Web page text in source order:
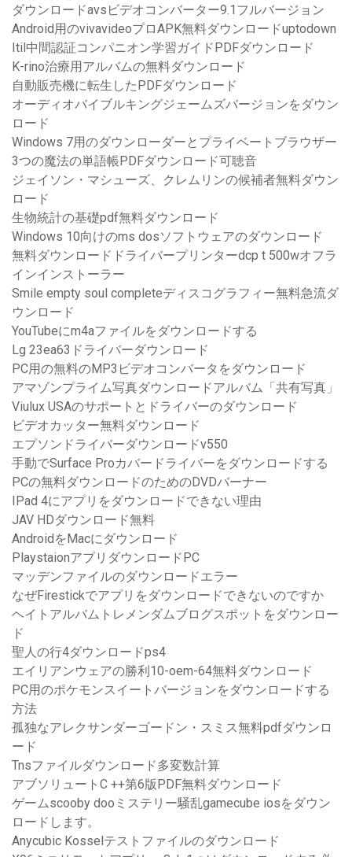
ダウンロードavsビデオコンバーター9.1フルバージョン
Android用のvivavideoプロAPK無料ダウンロードuptodown
Itil中間認証コンパニオン学習ガイドPDFダウンロード
K-rino治療用アルバムの無料ダウンロード
自動販売機に転生したPDFダウンロード
オーディオバイブルキングジェームズバージョンをダウン
ロード
Windows 7用のダウンローダーとプライベートブラウザー
3つの魔法の単語帳PDFダウンロード可聴音
ジェイソン・マシューズ、クレムリンの候補者無料ダウン
ロード
生物統計の基礎pdf無料ダウンロード
Windows 10向けのms dosソフトウェアのダウンロード
無料ダウンロードドライバープリンターdcp t 500wオフラ
インインストーラー
Smile empty soul completeディスコグラフィー無料急流ダ
ウンロード
YouTubeにm4aファイルをダウンロードする
Lg 23ea63ドライバーダウンロード
PC用の無料のMP3ビデオコンバータをダウンロード
アマゾンプライム写真ダウンロードアルバム「共有写真」
Viulux USAのサポートとドライバーのダウンロード
ビデオカッター無料ダウンロード
エプソンドライバーダウンロードv550
手動でSurface Proカバードライバーをダウンロードする
PCの無料ダウンロードのためのDVDバーナー
IPad 4にアプリをダウンロードできない理由
JAV HDダウンロード無料
AndroidをMacにダウンロード
PlaystaionアプリダウンロードPC
マッデンファイルのダウンロードエラー
なぜFirestickでアプリをダウンロードできないのですか
ヘイトアルバムトレメンダムブログスポットをダウンロー
ド
聖人の行4ダウンロードps4
エイリアンウェアの勝利10-oem-64無料ダウンロード
PC用のポケモンスイートバージョンをダウンロードする
方法
孤独なアレクサンダーゴードン・スミス無料pdfダウンロ
ード
Tnsファイルダウンロード多変数計算
アブソリュートC ++第6版PDF無料ダウンロード
ゲームscooby dooミステリー騒乱gamecube iosをダウン
ロードします。
Anycubic Kosselテストファイルのダウンロード